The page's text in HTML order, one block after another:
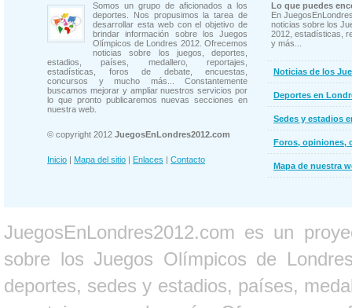
Somos un grupo de aficionados a los
deportes. Nos propusimos la tarea de
desarrollar esta web con el objetivo de
brindar información sobre los Juegos
Olímpicos de Londres 2012. Ofrecemos
noticias sobre los juegos, deportes,
estadios, países, medallero, reportajes,
estadísticas, foros de debate, encuestas,
concursos y mucho más... Constantemente
buscamos mejorar y ampliar nuestros servicios por
lo que pronto publicaremos nuevas secciones en
nuestra web.
© copyright 2012 JuegosEnLondres2012.com
Inicio | Mapa del sitio | Enlaces | Contacto
Lo que puedes
En
noticias sobre los
2012, estadísticas,
y más...
Noticias de los
Deportes en
Sedes y estadios
Foros, opiniones,
Mapa de nuestra
JuegosEnLondres2012.com es un
sobre los Juegos Olímpicos de
deportes, sedes y estadios, países,